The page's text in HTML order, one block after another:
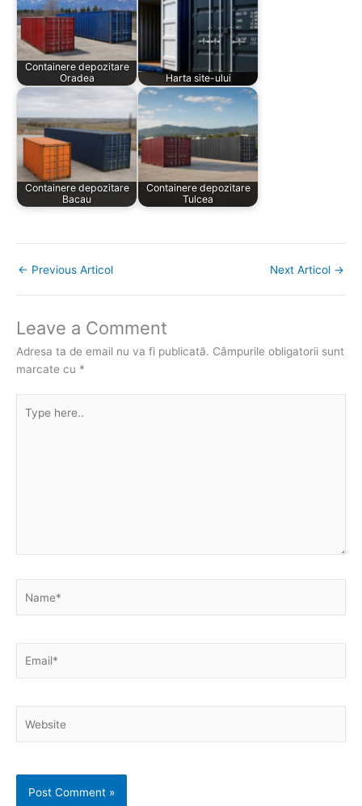
Containere depozitare
Oradea
Harta site-ului
Containere depozitare
Bacau
Containere depozitare
Tulcea
← Previous Articol Next Articol →
Leave a Comment
Adresa ta de email nu va fi publicată. Câmpurile obligatorii sunt
marcate cu *
here..